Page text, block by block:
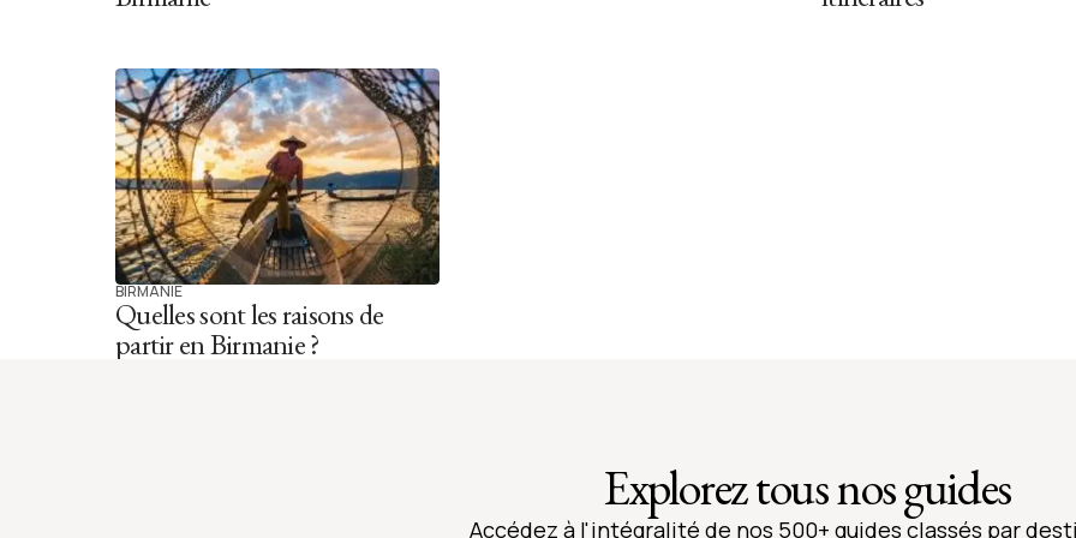
BIRMANIE
Quelles sont les raisons de
partir en Birmanie ?
Explorez tous nos guides
Accédez à l'intégralité de nos 500+ guides classés par